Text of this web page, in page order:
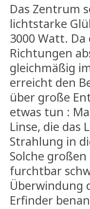
Das Zentrum
lichtstarke
3000 Watt.
Richtungen
gleichmäßig
erreicht den
über große
etwas tun :
Linse, die das
Strahlung in
Solche
furchtbar
Überwindung
Erfinder